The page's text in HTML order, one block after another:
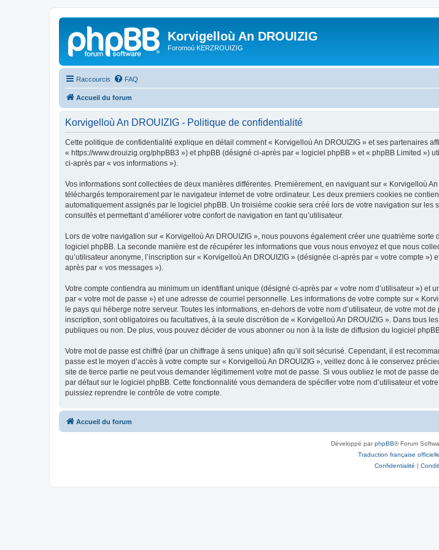
Korvigelloù An DROUIZIG
Foromoù KERZROUIZIG
Raccourcis FAQ
Accueil du forum
Korvigelloù An DROUIZIG - Politique de confidentialité
Cette politique de confidentialité explique en détail comment « Korvigelloù An DROUIZIG » et ses partenaires
« https://www.drouizig.org/phpBB3 ») et phpBB (désigné ci-après par « logiciel phpBB » et « phpBB Limited »)
ci-après par « vos informations »).
Vos informations sont collectées de deux manières différentes. Premièrement, en naviguant sur « Korvigelloù
téléchargés temporairement par le navigateur internet de votre ordinateur. Les deux premiers cookies ne
automatiquement assignés par le logiciel phpBB. Un troisième cookie sera créé lors de votre navigation sur
consultés et permettant d’améliorer votre confort de navigation en tant qu’utilisateur.
Lors de votre navigation sur « Korvigelloù An DROUIZIG », nous pouvons également créer une quatrième
logiciel phpBB. La seconde manière est de récupérer les informations que vous nous envoyez et que nous
qu’utilisateur anonyme, l’inscription sur « Korvigelloù An DROUIZIG » (désignée ci-après par « votre compte
après par « vos messages »).
Votre compte contiendra au minimum un identifiant unique (désigné ci-après par « votre nom d’utilisateur »)
par « votre mot de passe ») et une adresse de courriel personnelle. Les informations de votre compte sur «
le pays qui héberge notre serveur. Toutes les informations, en-dehors de votre nom d’utilisateur, de votre mot
inscription, sont obligatoires ou facultatives, à la seule discrétion de « Korvigelloù An DROUIZIG ». Dans tous
publiques ou non. De plus, vous pouvez décider de vous abonner ou non à la liste de diffusion du logiciel
Votre mot de passe est chiffré (par un chiffrage à sens unique) afin qu’il soit sécurisé. Cependant, il est
passe est le moyen d’accès à votre compte sur « Korvigelloù An DROUIZIG », veillez donc à le conservez
site de tierce partie ne peut vous demander légitimement votre mot de passe. Si vous oubliez le mot de passe
par défaut sur le logiciel phpBB. Cette fonctionnalité vous demandera de spécifier votre nom d’utilisateur et
puissiez reprendre le contrôle de votre compte.
Accueil du forum
Développé parphpBB® Forum
Traduction française officielle
Confidentialité |